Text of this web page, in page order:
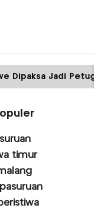
Kebersihan
timur